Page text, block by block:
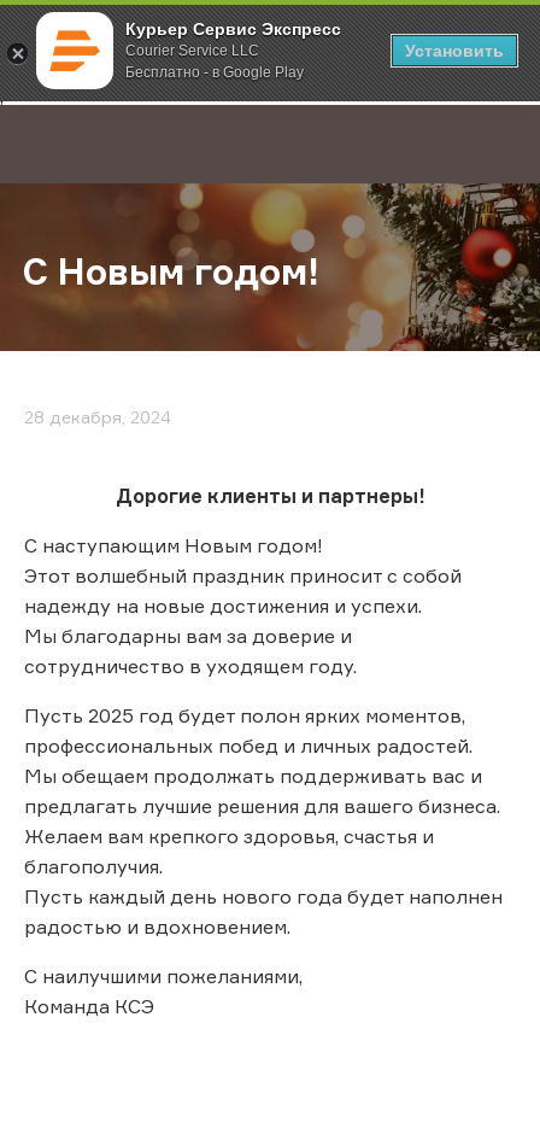
Курьер Сервис Экспресс
Courier Service LLC
Бесплатно - в Google Play
Установить
;
Главная О компании Новости С Новым годом!
С Новым годом!
28 декабря, 2024
Дорогие клиенты и партнеры!
С наступающим Новым годом!
Этот волшебный праздник приносит с собой
надежду на новые достижения и успехи.
Мы благодарны вам за доверие и
сотрудничество в уходящем году.
Пусть 2025 год будет полон ярких моментов,
профессиональных побед и личных радостей.
Мы обещаем продолжать поддерживать вас и
предлагать лучшие решения для вашего бизнеса.
Желаем вам крепкого здоровья, счастья и
благополучия.
Пусть каждый день нового года будет наполнен
радостью и вдохновением.
С наилучшими пожеланиями,
Команда КСЭ